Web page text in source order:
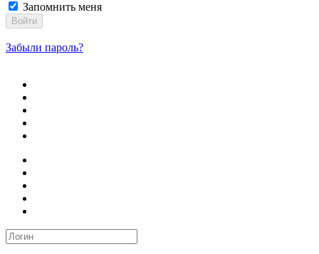
Запомнить меня
Войти
Забыли пароль?